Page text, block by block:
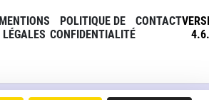
MENTIONS
LÉGALES
POLITIQUE DE
CONFIDENTIALITÉ
CONTACT